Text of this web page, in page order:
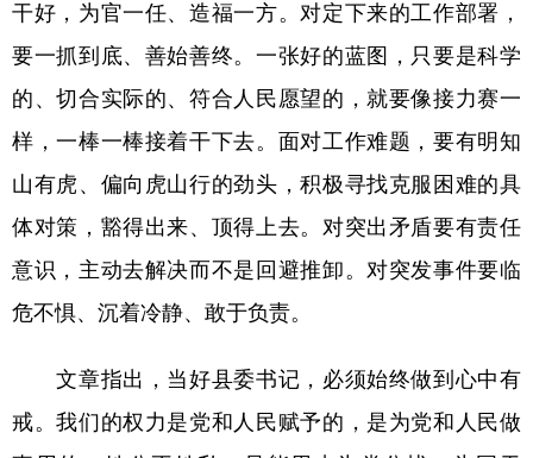
干好，为官一任、造福一方。对定下来的工作部署，
要一抓到底、善始善终。一张好的蓝图，只要是科学
的、切合实际的、符合人民愿望的，就要像接力赛一
样，一棒一棒接着干下去。面对工作难题，要有明知
山有虎、偏向虎山行的劲头，积极寻找克服困难的具
体对策，豁得出来、顶得上去。对突出矛盾要有责任
意识，主动去解决而不是回避推卸。对突发事件要临
危不惧、沉着冷静、敢于负责。
文章指出，当好县委书记，必须始终做到心中有
戒。我们的权力是党和人民赋予的，是为党和人民做